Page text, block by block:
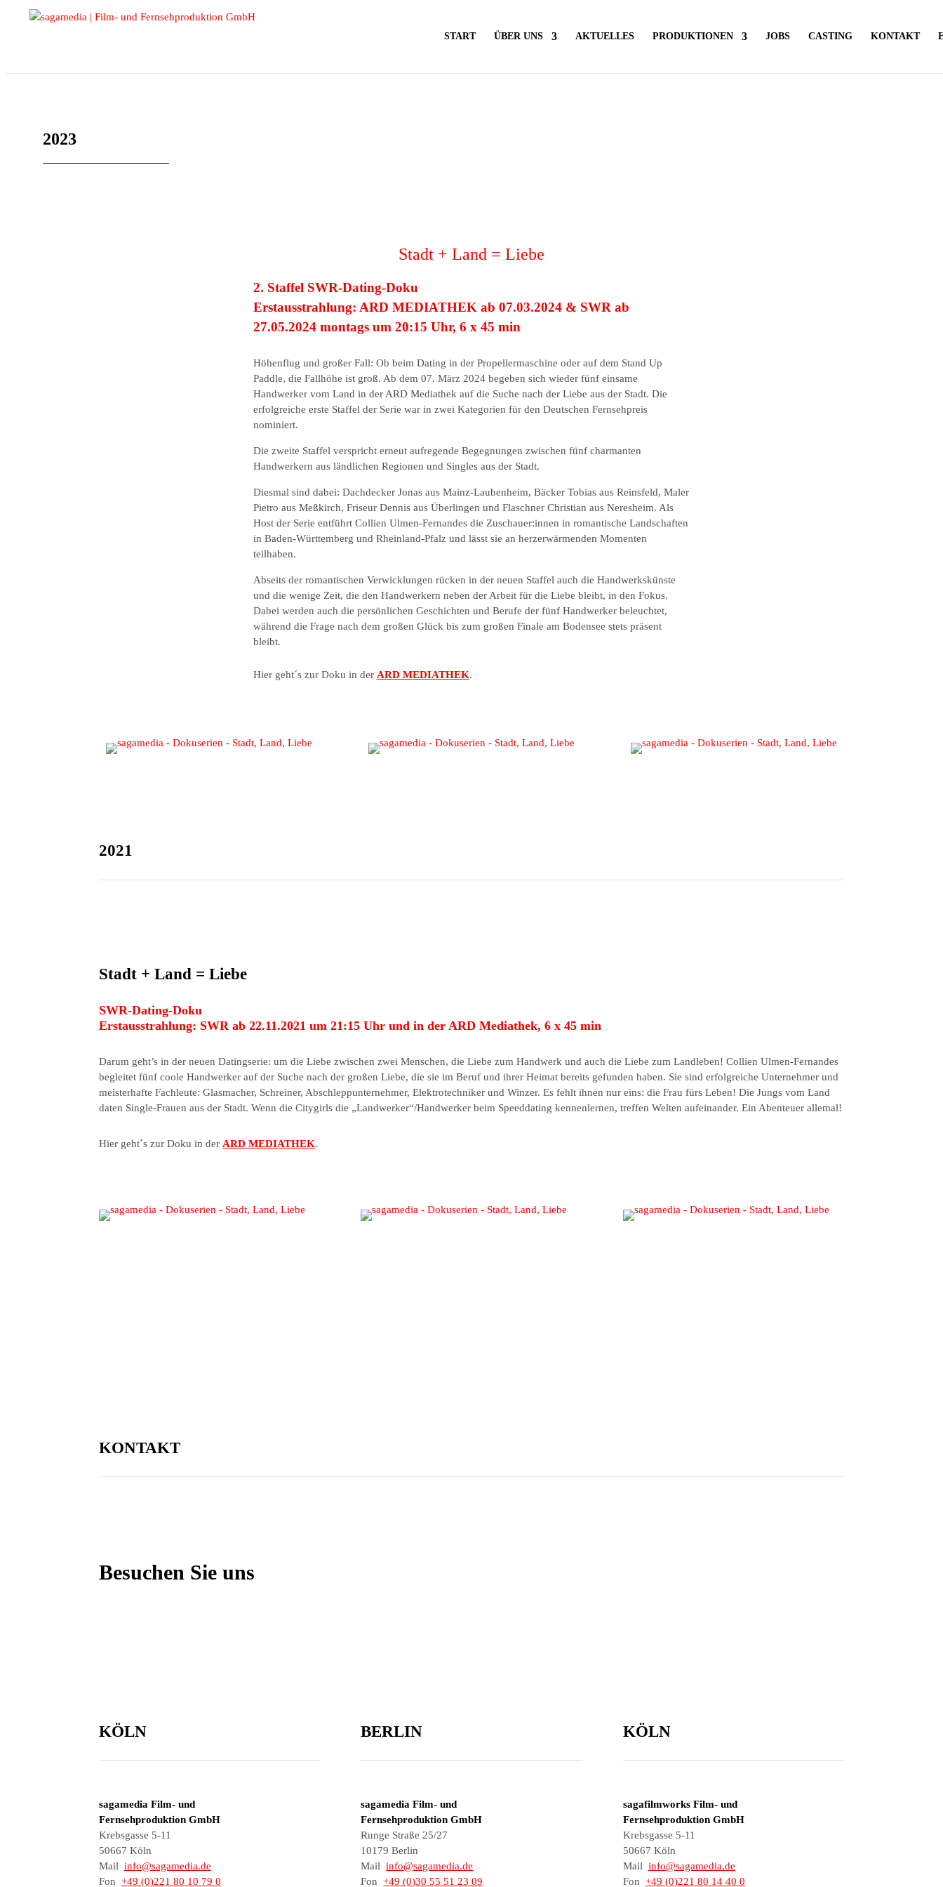
START ÜBER UNS AKTUELLES PRODUKTIONEN JOBS CASTING KONTAKT
2023
Stadt + Land = Liebe
2. Staffel SWR-Dating-Doku
Erstausstrahlung: ARD MEDIATHEK ab 07.03.2024 & SWR ab
27.05.2024 montags um 20:15 Uhr, 6 x 45 min
Höhenflug und großer Fall: Ob beim Dating in der Propellermaschine oder auf dem Stand Up
Paddle, die Fallhöhe ist groß. Ab dem 07. März 2024 begeben sich wieder fünf einsame
Handwerker vom Land in der ARD Mediathek auf die Suche nach der Liebe aus der Stadt. Die
erfolgreiche erste Staffel der Serie war in zwei Kategorien für den Deutschen Fernsehpreis
nominiert.
Die zweite Staffel verspricht erneut aufregende Begegnungen zwischen fünf charmanten
Handwerkern aus ländlichen Regionen und Singles aus der Stadt.
Diesmal sind dabei: Dachdecker Jonas aus Mainz-Laubenheim, Bäcker Tobias aus Reinsfeld, Maler
Pietro aus Meßkirch, Friseur Dennis aus Überlingen und Flaschner Christian aus Neresheim. Als
Host der Serie entführt Collien Ulmen-Fernandes die Zuschauer:innen in romantische Landschaften
in Baden-Württemberg und Rheinland-Pfalz und lässt sie an herzerwärmenden Momenten
teilhaben.
Abseits der romantischen Verwicklungen rücken in der neuen Staffel auch die Handwerkskünste
und die wenige Zeit, die den Handwerkern neben der Arbeit für die Liebe bleibt, in den Fokus.
Dabei werden auch die persönlichen Geschichten und Berufe der fünf Handwerker beleuchtet,
während die Frage nach dem großen Glück bis zum großen Finale am Bodensee stets präsent
bleibt.
Hier geht´s zur Doku in der ARD MEDIATHEK.
2021
Stadt + Land = Liebe
SWR-Dating-Doku
Erstausstrahlung: SWR ab 22.11.2021 um 21:15 Uhr und in der ARD Mediathek, 6 x 45 min
Darum geht’s in der neuen Datingserie: um die Liebe zwischen zwei Menschen, die Liebe zum Handwerk und auch die Liebe zum Landleben! Collien Ulmen-Fernandes
begleitet fünf coole Handwerker auf der Suche nach der großen Liebe, die sie im Beruf und ihrer Heimat bereits gefunden haben. Sie sind erfolgreiche Unternehmer und
meisterhafte Fachleute: Glasmacher, Schreiner, Abschleppunternehmer, Elektrotechniker und Winzer. Es fehlt ihnen nur eins: die Frau fürs Leben! Die Jungs vom Land
daten Single-Frauen aus der Stadt. Wenn die Citygirls die „Landwerker“/Handwerker beim Speeddating kennenlernen, treffen Welten aufeinander. Ein Abenteuer allemal!
Hier geht´s zur Doku in der ARD MEDIATHEK.
KONTAKT
Besuchen Sie uns
KÖLN
sagamedia Film- und
Fernsehproduktion GmbH
Krebsgasse 5-11
50667 Köln
Mail info@sagamedia.de
Fon +49 (0)221 80 10 79 0
BERLIN
sagamedia Film- und
Fernsehproduktion GmbH
Runge Straße 25/27
10179 Berlin
Mailinfo@sagamedia.de
Fon+49 (0)30 55 51 23 09
KÖLN
sagafilmworks Film- und
Fernsehproduktion GmbH
Krebsgasse 5-11
50667 Köln
Mail info@sagamedia.de
Fon +49 (0)221 80 14 40 0